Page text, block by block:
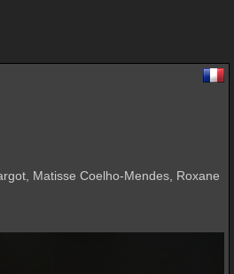
Matisse Coelho-Mendes, Roxane